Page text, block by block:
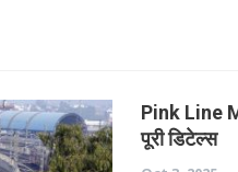
Pink Line
पूरी डिटेल्स